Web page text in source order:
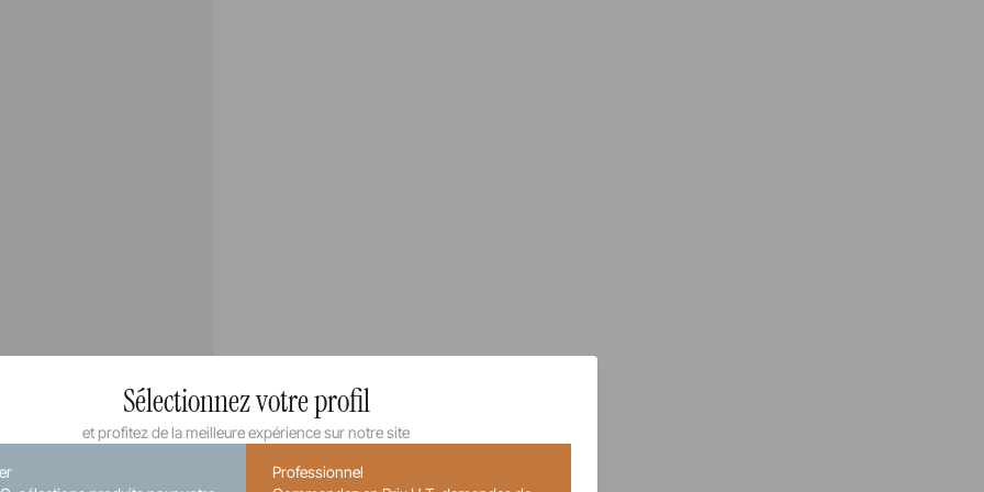
Sélectionnez votre profil
et profitez de la meilleure expérience sur notre site
Professionnel